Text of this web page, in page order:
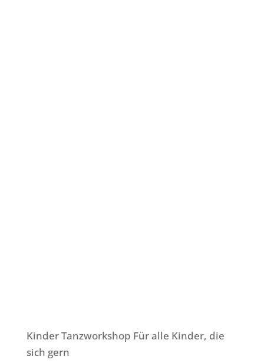
Kinder Tanzworkshop Für alle Kinder, die
sich gern